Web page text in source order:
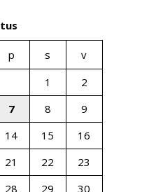
p s
v
1
2
7 8
9
14 15
16
21 22
23
28 29
30